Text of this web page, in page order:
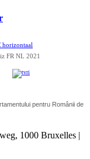
pentru Românii de
1000 Bruxelles |